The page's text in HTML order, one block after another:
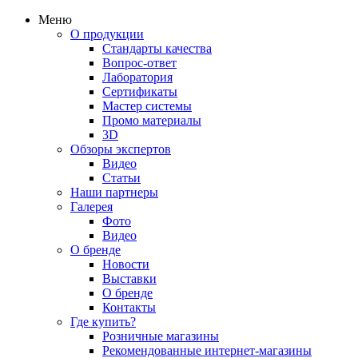
Меню
О продукции
Стандарты качества
Вопрос-ответ
Лаборатория
Сертификаты
Мастер системы
Промо материалы
3D
Обзоры экспертов
Видео
Статьи
Наши партнеры
Галерея
Фото
Видео
О бренде
Новости
Выставки
О бренде
Контакты
Где купить?
Розничные магазины
Рекомендованные интернет-магазины